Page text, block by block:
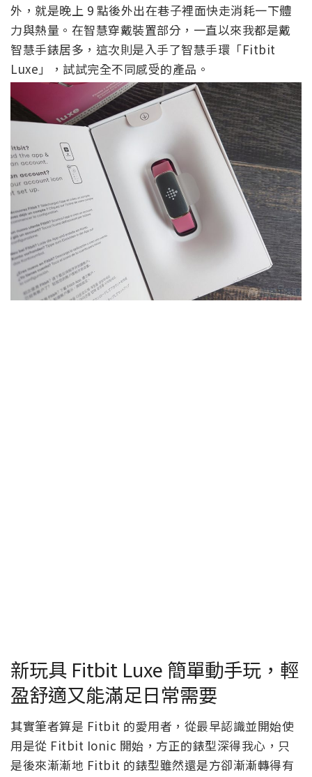
外，就是晚上 9 點後外出在巷子裡面快走消耗一下體
力與熱量。在智慧穿戴裝置部分，一直以來我都是戴
智慧手錶居多，這次則是入手了智慧手環「Fitbit
Luxe」，試試完全不同感受的產品。
新玩具 Fitbit Luxe 簡單動手玩，輕
盈舒適又能滿足日常需要
其實筆者算是 Fitbit 的愛用者，從最早認識並開始使
用是從 Fitbit Ionic 開始，方正的錶型深得我心，只
是後來漸漸地 Fitbit 的錶型雖然還是方卻漸漸轉得有